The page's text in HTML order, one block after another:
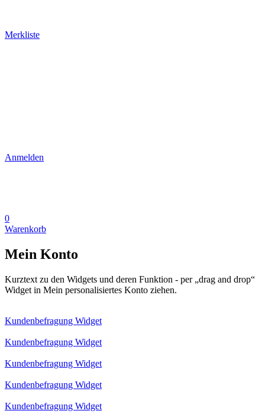
Merkliste
Anmelden
0
Warenkorb
Mein Konto
Kurztext zu den Widgets und deren Funktion - per „drag and drop“
Widget in Mein personalisiertes Konto ziehen.
Kundenbefragung Widget
Kundenbefragung Widget
Kundenbefragung Widget
Kundenbefragung Widget
Kundenbefragung Widget